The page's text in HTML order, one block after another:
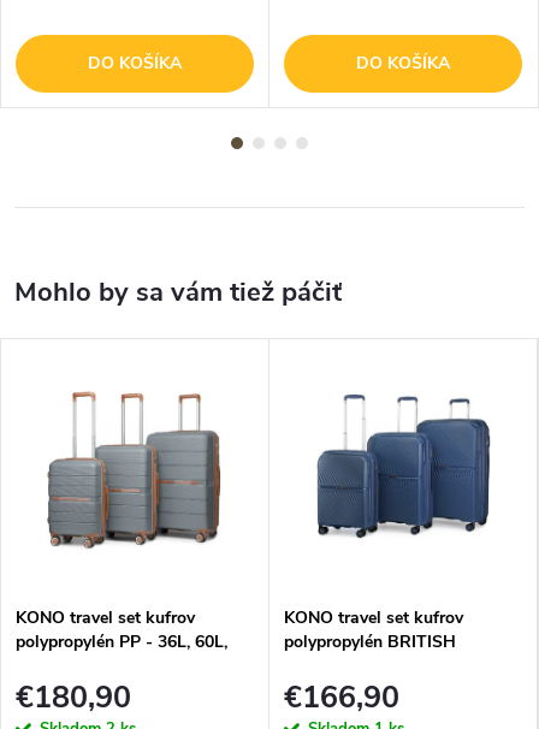
DO KOŠÍKA DO KOŠÍKA
KONO travel set kufrov
polypropylén PP - 36L, 60L,
€180,90
KONO travel set kufrov
polypropylén BRITISH
navy
€166,90